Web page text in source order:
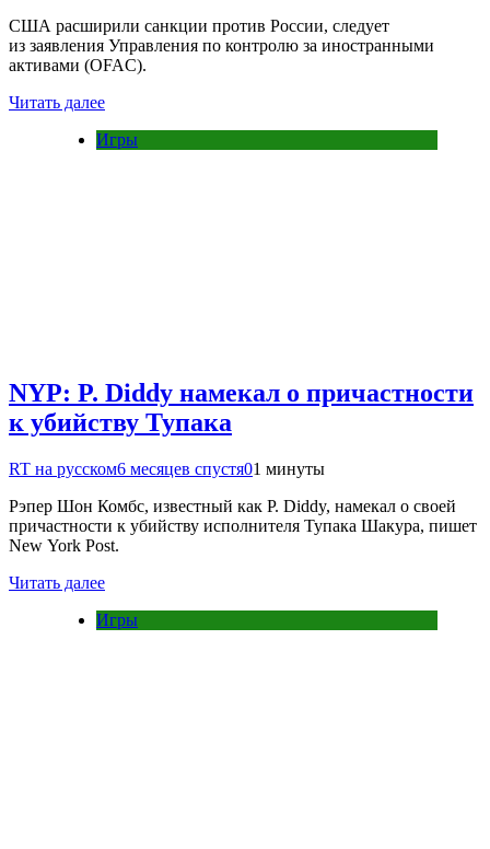
США расширили санкции против России, следует
из заявления Управления по контролю за иностранными
активами (OFAC).
Читать далее
Игры
NYP: P. Diddy намекал о причастности
к убийству Тупака
RT на русском6 месяцев спустя01 минуты
Рэпер Шон Комбс, известный как P. Diddy, намекал о своей
причастности к убийству исполнителя Тупака Шакура, пишет
New York Post.
Читать далее
Игры